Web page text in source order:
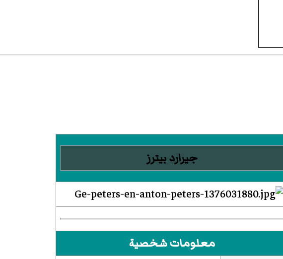
جيرارد بيترز
معلومات شخصية